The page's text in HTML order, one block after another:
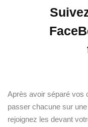
Après avoir séparé vos
passer chacune sur
rejoignez les devant